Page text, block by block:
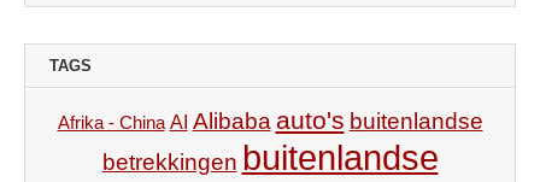
TAGS
Afrika - China AI Alibaba auto's buitenlandse
betrekkingen buitenlandse